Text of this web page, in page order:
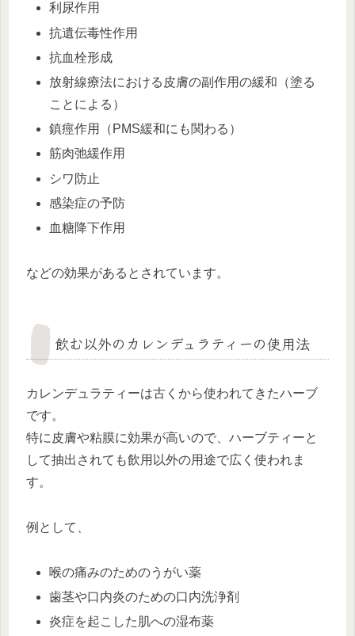
利尿作用
抗遺伝毒性作用
抗血栓形成
放射線療法における皮膚の副作用の緩和（塗る
ことによる）
鎮痙作用（PMS緩和にも関わる）
筋肉弛緩作用
シワ防止
感染症の予防
血糖降下作用
などの効果があるとされています。
飲む以外のカレンデュラティーの使用法
カレンデュラティーは古くから使われてきたハーブ
です。
特に皮膚や粘膜に効果が高いので、ハーブティーと
して抽出されても飲用以外の用途で広く使われま
す。
例として、
喉の痛みのためのうがい薬
歯茎や口内炎のための口内洗浄剤
炎症を起こした肌への湿布薬